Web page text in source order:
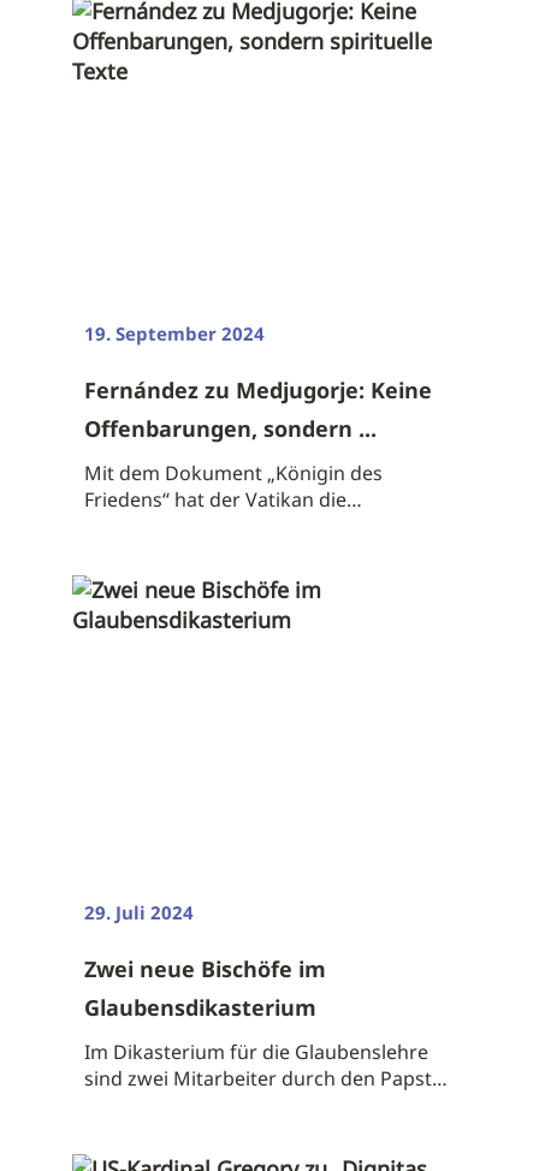
19. September 2024
Fernández zu Medjugorje: Keine
Offenbarungen, sondern ...
Mit dem Dokument „Königin des
Friedens“ hat der Vatikan die
29. Juli 2024
Zwei neue Bischöfe im
Glaubensdikasterium
Im Dikasterium für die Glaubenslehre
sind zwei Mitarbeiter durch den Papst